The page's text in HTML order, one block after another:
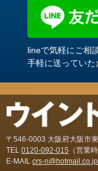
lineで気軽にご相
手軽に送っていた
〒546-0003 大阪府大阪市
TEL 0120-092-015 （営業
E-MAIL crs-n@hotmail.co.jp